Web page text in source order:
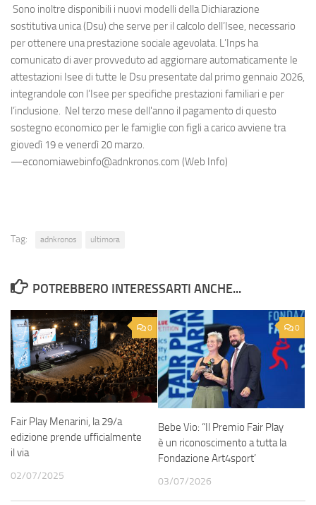
Sono inoltre disponibili i nuovi modelli della Dichiarazione
sostitutiva unica (Dsu) che serve per il calcolo dell’Isee, necessario
per ottenere una prestazione sociale agevolata. L’Inps ha
comunicato di aver provveduto ad aggiornare automaticamente le
attestazioni Isee di tutte le Dsu presentate dal primo gennaio 2026,
integrandole con l’Isee per specifiche prestazioni familiari e per
l’inclusione. Nel terzo mese dell'anno il pagamento di questo
sostegno economico per le famiglie con figli a carico avviene tra
giovedì 19 e venerdì 20 marzo.
—economiawebinfo@adnkronos.com (Web Info)
Tag: adnkronos ultimora
POTREBBERO INTERESSARTI ANCHE...
0
Fair Play Menarini, la 29/a
edizione prende ufficialmente
il via
02/07/2025
0
Bebe Vio: “Il Premio Fair Play
è un riconoscimento a tutta la
Fondazione Art4sport’
03/07/2026